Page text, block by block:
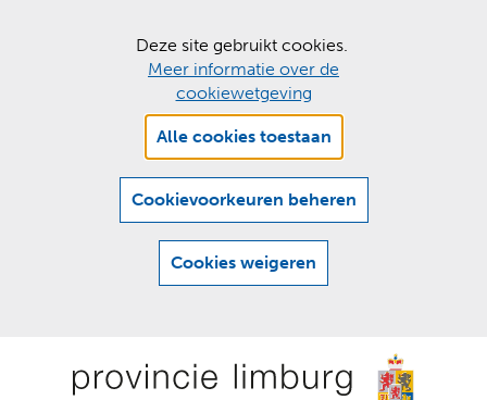
t
Deze site gebruikt cookies.
Meer informatie over de
cookiewetgeving
het
gebruik
van
toegestaan
of
Alle cookies toestaan
Cookievoorkeuren beheren
Cookies weigeren
de